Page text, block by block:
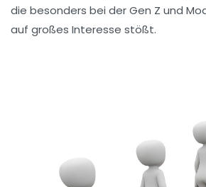
die besonders bei derGen Z und
auf großes Interesse stößt.